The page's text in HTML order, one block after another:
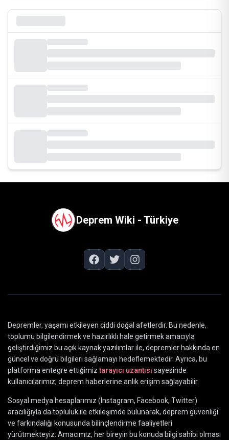
Deprem Wiki - Türkiye
Depremler, yaşamı etkileyen ciddi doğal afetlerdir. Bu nedenle,
toplumu bilgilendirmek ve hazırlıklı hale getirmek amacıyla
geliştirdiğimiz bu açık kaynak yazılımlar ile, depremler hakkında en
güncel ve doğru bilgileri sağlamayı hedeflemektedir. Ayrıca, bu
platforma entegre ettiğimiz tarayıcı uzantısı sayesinde
kullanıcılarımız, deprem haberlerine anlık erişim sağlayabilir.
Sosyal medya hesaplarımız (Instagram, Facebook, Twitter)
aracılığıyla da topluluk ile etkileşimde bulunarak, deprem güvenliği
ve farkındalığı konusunda bilinçlendirme faaliyetleri
yürütmekteyiz. Amacımız, her bireyin bu konuda bilgi sahibi olması